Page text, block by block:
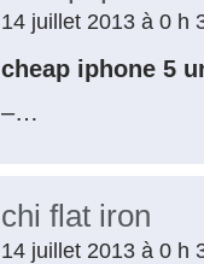
14 juillet 2013 à 0 h
cheap iphone 5
–…
chi flat iron
14 juillet 2013 à 0 h